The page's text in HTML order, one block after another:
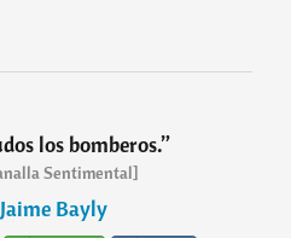
los bomberos.”
Sentimental]
Jaime Bayly